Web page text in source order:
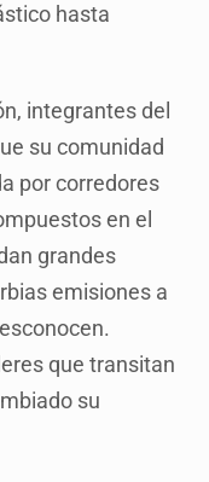
hasta
integrantes del
su comunidad
por corredores
en el
grandes
emisiones a
que transitan
su